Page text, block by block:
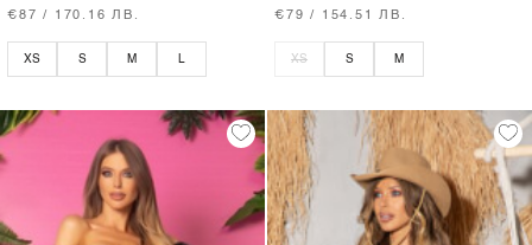
€87 / 170.16 ЛВ.
XS S M
€79 / 154.51 ЛВ.
XS S M